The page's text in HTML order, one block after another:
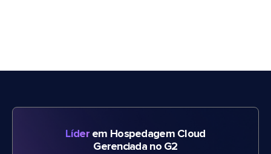
Líderem Hospedagem Cloud
Gerenciada no G2